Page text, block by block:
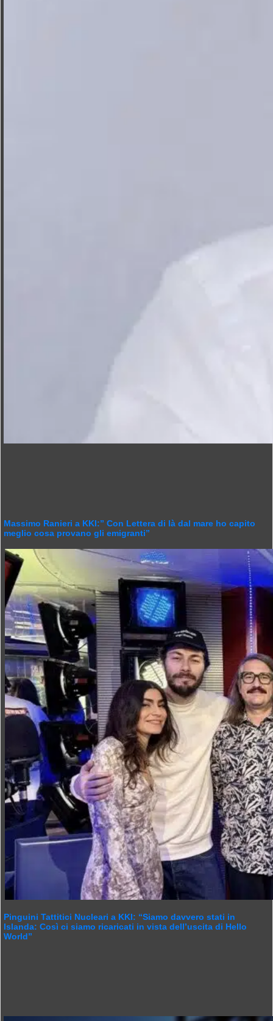
Massimo Ranieri a KKI:” Con Lettera di là dal mare ho capito
meglio cosa provano gli emigranti”
Pinguini Tattitici Nucleari a KKI: “Siamo davvero stati in
Islanda: Così ci siamo ricaricati in vista dell’uscita di Hello
World”